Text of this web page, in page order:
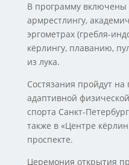
В программу включены
армрестлингу,
эргометрах (гребля-
кёрлингу, плаванию,
из лука.
Состязания пройдут
адаптивной
спорта Санкт-
также в «Центре
проспекте.
Церемония открытия